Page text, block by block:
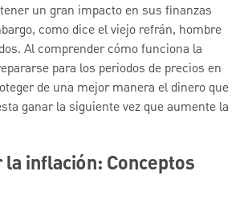
un gran impacto en sus finanzas
como dice el viejo refrán, hombre
Al comprender cómo funciona la
para los periodos de precios en
de una mejor manera el dinero que
ganar la siguiente vez que aumente la
inflación: Conceptos